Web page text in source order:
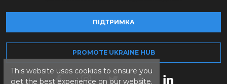
This website uses cookies to ensure you
get the best experience on our website.
ПІДТРИМКА
PROMOTE UKRAINE HUB